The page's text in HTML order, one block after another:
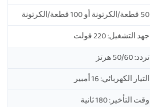
50 قطعة/الكرتونة أو 100 قطعة/الكرتونة
جهد التشغيل: 220 فولت
تردد: 50/60 هرتز
التيار الكهربائي: 16 أمبير
وقت التأخير: 180 ثانية